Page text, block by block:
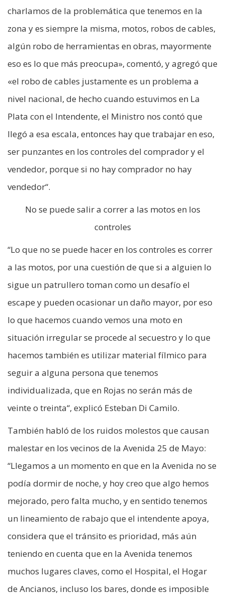
charlamos de la problemática que tenemos en la
zona y es siempre la misma, motos, robos de cables,
algún robo de herramientas en obras, mayormente
eso es lo que más preocupa», comentó, y agregó que
«el robo de cables justamente es un problema a
nivel nacional, de hecho cuando estuvimos en La
Plata con el Intendente, el Ministro nos contó que
llegó a esa escala, entonces hay que trabajar en eso,
ser punzantes en los controles del comprador y el
vendedor, porque si no hay comprador no hay
vendedor“.
No se puede salir a correr a las motos en los
controles
“Lo que no se puede hacer en los controles es correr
a las motos, por una cuestión de que si a alguien lo
sigue un patrullero toman como un desafío el
escape y pueden ocasionar un daño mayor, por eso
lo que hacemos cuando vemos una moto en
situación irregular se procede al secuestro y lo que
hacemos también es utilizar material fílmico para
seguir a alguna persona que tenemos
individualizada, que en Rojas no serán más de
veinte o treinta“, explicó Esteban Di Camilo.
También habló de los ruidos molestos que causan
malestar en los vecinos de la Avenida 25 de Mayo:
“Llegamos a un momento en que en la Avenida no se
podía dormir de noche, y hoy creo que algo hemos
mejorado, pero falta mucho, y en sentido tenemos
un lineamiento de rabajo que el intendente apoya,
considera que el tránsito es prioridad, más aún
teniendo en cuenta que en la Avenida tenemos
muchos lugares claves, como el Hospital, el Hogar
de Ancianos, incluso los bares, donde es imposible